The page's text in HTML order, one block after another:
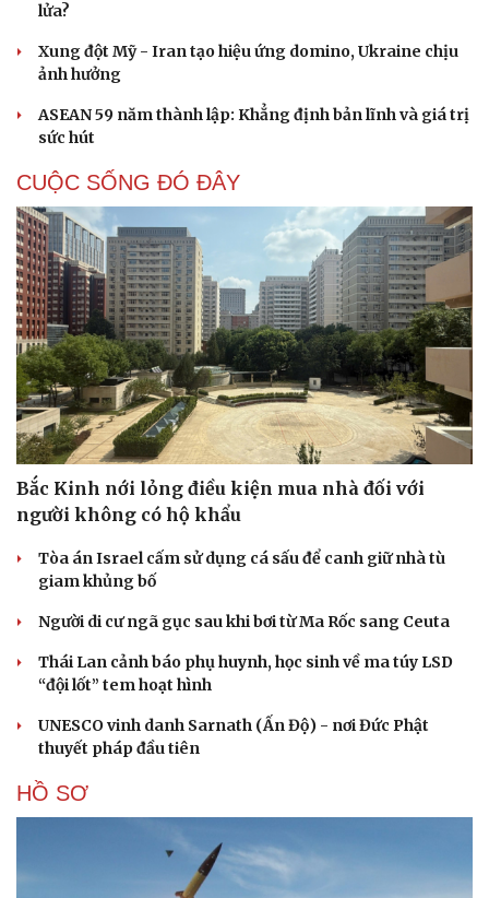
Cải chính
lửa?
Xung đột Mỹ - Iran tạo hiệu ứng domino, Ukraine chịu
ảnh hưởng
ASEAN 59 năm thành lập: Khẳng định bản lĩnh và giá trị
sức hút
CUỘC SỐNG ĐÓ ĐÂY
Bắc Kinh nới lỏng điều kiện mua nhà đối với
người không có hộ khẩu
Tòa án Israel cấm sử dụng cá sấu để canh giữ nhà tù
giam khủng bố
Người di cư ngã gục sau khi bơi từ Ma Rốc sang Ceuta
Thái Lan cảnh báo phụ huynh, học sinh về ma túy LSD
“đội lốt” tem hoạt hình
UNESCO vinh danh Sarnath (Ấn Độ) - nơi Đức Phật
thuyết pháp đầu tiên
HỒ SƠ